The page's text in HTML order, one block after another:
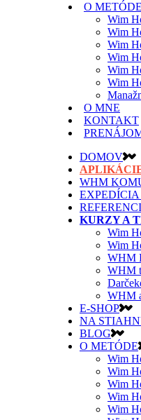
O METÓDE
Wim
Wim
Wim
Wim
Wim
Wim
O MNE
KONTAKT
DOMOV
WHM
EXPEDÍCIA
KURZY A
Wim
Wim
WHM
WHM
WHM
E-SHOP
NA
BLOG
O METÓDE
Wim
Wim
Wim
Wim
Wim